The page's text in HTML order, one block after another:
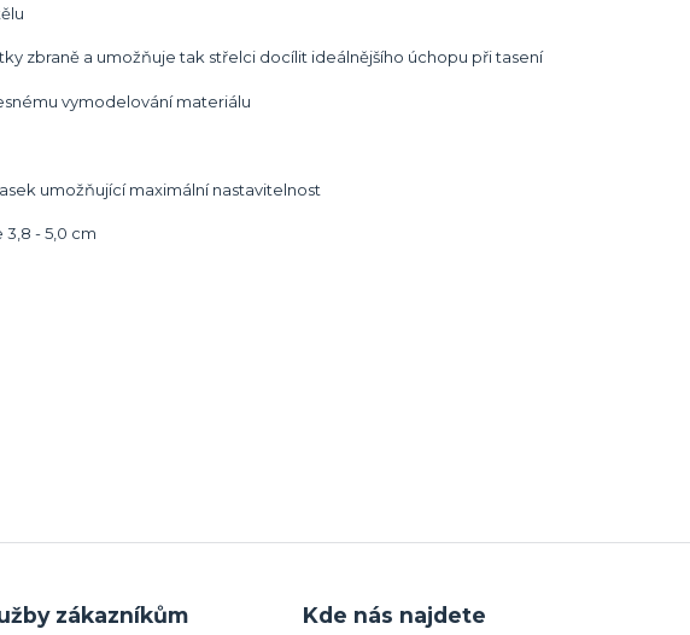
zbraně a umožňuje tak střelci docílit ideálnějšího úchopu při tasení
vymodelování materiálu
umožňující maximální nastavitelnost
- 5,0 cm
zákazníkům Kde nás najdete